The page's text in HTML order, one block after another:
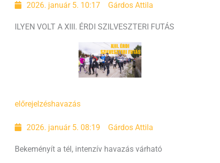
2026. január 5. 10:17 Gárdos Attila
ILYEN VOLT A XIII. ÉRDI SZILVESZTERI FUTÁS
előrejelzéshavazás
2026. január 5. 08:19 Gárdos Attila
Bekeményít a tél, intenzív havazás várható